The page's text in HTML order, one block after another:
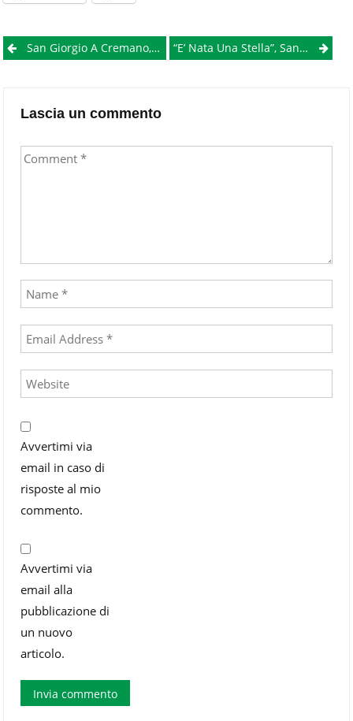
PostSan Giorgio A Cremano, Storia Dell’Arma Dei Carabinieri Raccontata Attraverso Le Proprie Battaglie “E’ Nata Una Stella”, San Giorgio A Cremano Celebra Il Compleanno Di Massimo Troisi
Lascia un commento
Avvertimi via
email in caso di
risposte al mio
commento.
Avvertimi via
email alla
pubblicazione di
un nuovo
articolo.